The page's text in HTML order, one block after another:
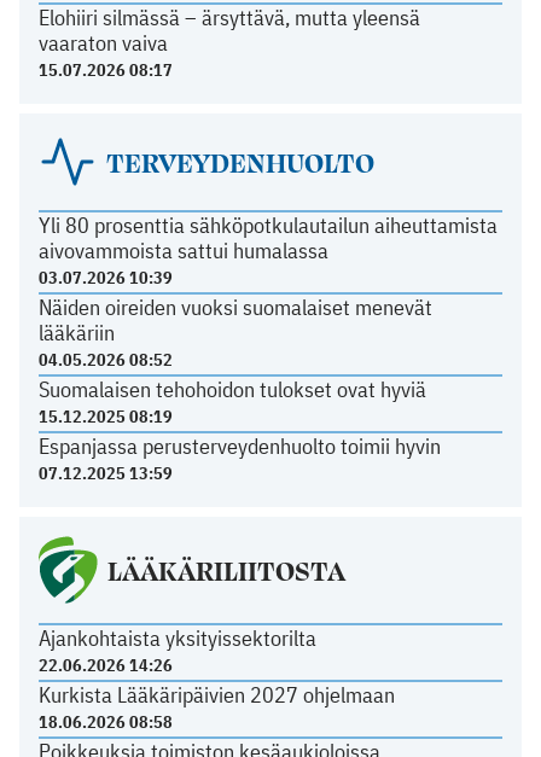
Elohiiri silmässä – ärsyttävä, mutta yleensä
vaaraton vaiva
15.07.2026 08:17
TERVEYDENHUOLTO
Yli 80 prosenttia sähköpotkulautailun aiheuttamista
aivovammoista sattui humalassa
03.07.2026 10:39
Näiden oireiden vuoksi suomalaiset menevät
lääkäriin
04.05.2026 08:52
Suomalaisen tehohoidon tulokset ovat hyviä
15.12.2025 08:19
Espanjassa perusterveydenhuolto toimii hyvin
07.12.2025 13:59
LÄÄKÄRILIITOSTA
Ajankohtaista yksityissektorilta
22.06.2026 14:26
Kurkista Lääkäripäivien 2027 ohjelmaan
18.06.2026 08:58
Poikkeuksia toimiston kesäaukioloissa